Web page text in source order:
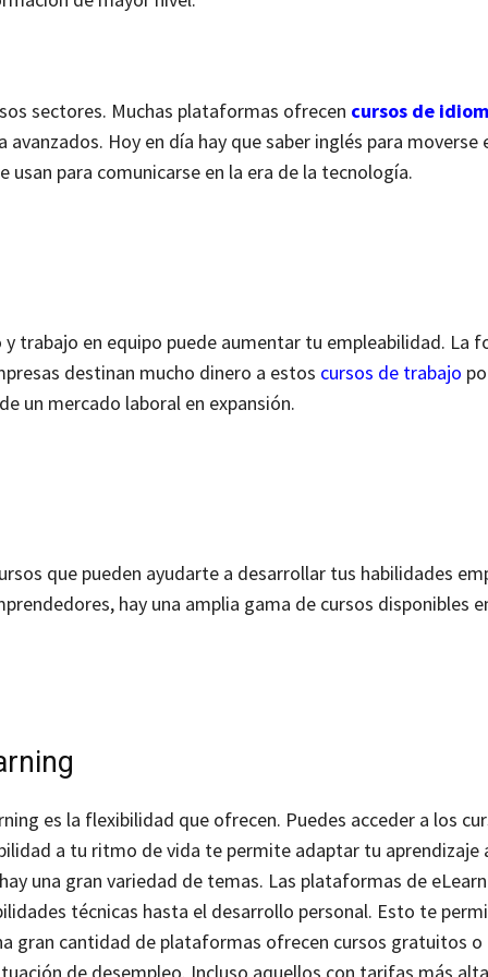
sectores. Muchas plataformas ofrecen cursos de
avanzados. Hoy en día hay que saber inglés para moverse
para comunicarse en la era de la tecnología.
trabajo en equipo puede aumentar tu empleabilidad. La
destinan mucho dinero a estos cursos de trabajo
un mercado laboral en expansión.
que pueden ayudarte a desarrollar tus habilidades
hay una amplia gama de cursos disponibles
es la flexibilidad que ofrecen. Puedes acceder a los
a tu ritmo de vida te permite adaptar tu aprendizaje
una gran variedad de temas. Las plataformas de
técnicas hasta el desarrollo personal. Esto te
gran cantidad de plataformas ofrecen cursos gratuitos o